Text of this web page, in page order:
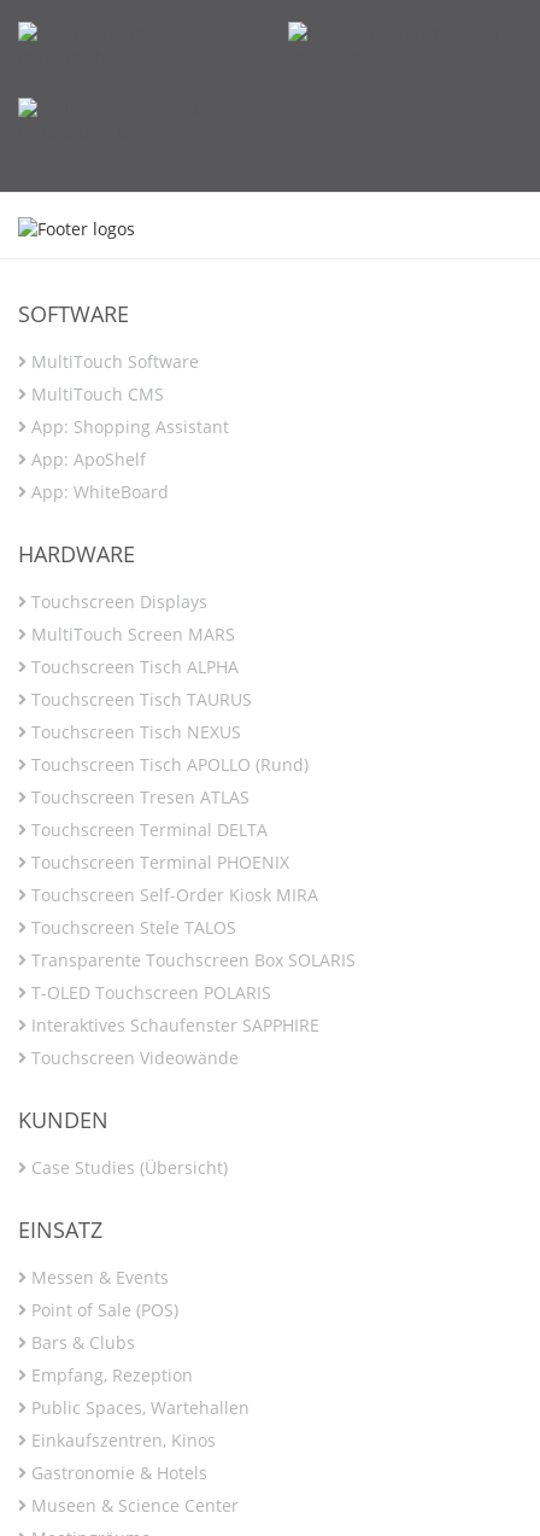
SOFTWARE
MultiTouch Software
MultiTouch CMS
App: Shopping Assistant
App: ApoShelf
App: WhiteBoard
HARDWARE
Touchscreen Displays
MultiTouch Screen MARS
Touchscreen Tisch ALPHA
Touchscreen Tisch TAURUS
Touchscreen Tisch NEXUS
Touchscreen Tisch APOLLO (Rund)
Touchscreen Tresen ATLAS
Touchscreen Terminal DELTA
Touchscreen Terminal PHOENIX
Touchscreen Self-Order Kiosk MIRA
Touchscreen Stele TALOS
Transparente Touchscreen Box SOLARIS
T-OLED Touchscreen POLARIS
Interaktives Schaufenster SAPPHIRE
Touchscreen Videowände
KUNDEN
Case Studies (Übersicht)
EINSATZ
Messen & Events
Point of Sale (POS)
Bars & Clubs
Empfang, Rezeption
Public Spaces, Wartehallen
Einkaufszentren, Kinos
Gastronomie & Hotels
Museen & Science Center